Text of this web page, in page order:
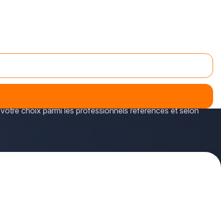
sur l'annuaire plus-que-pro.fr.
abris de jardin mais aussi parcs de châteaux ou
choix parmi les professionnels référencés et selon